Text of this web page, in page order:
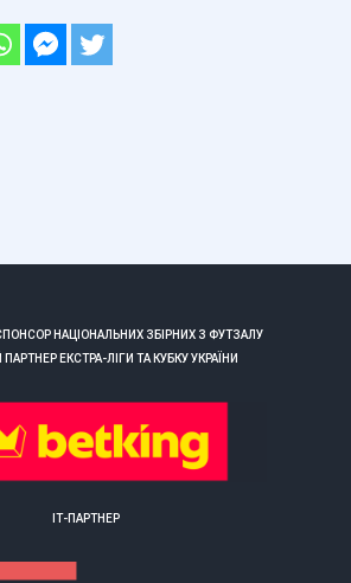
НАЦІОНАЛЬНИХ ЗБІРНИХ З ФУТЗАЛУ
ЕКСТРА-ЛІГИ ТА КУБКУ УКРАЇНИ
ІТ-ПАРТНЕР